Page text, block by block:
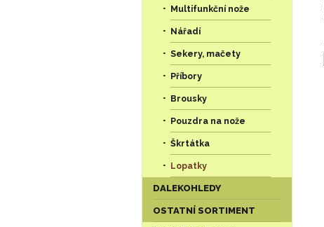
Multifunkční nože
Nářadí
Sekery, mačety
Příbory
Brousky
Pouzdra na nože
Škrtátka
Lopatky
DALEKOHLEDY
OSTATNÍ SORTIMENT